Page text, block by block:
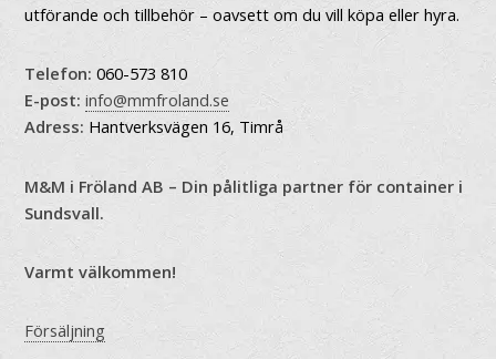
utförande och tillbehör – oavsett om du vill köpa eller hyra.
Telefon: 060-573 810
E-post: info@mmfroland.se
Adress: Hantverksvägen 16, Timrå
M&M i Fröland AB – Din pålitliga partner för container i
Sundsvall.
Varmt välkommen!
Försäljning